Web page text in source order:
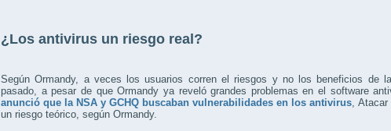
¿Los antivirus un riesgo real?
Según Ormandy, a veces los usuarios corren el riesgos y no los beneficios de
pasado, a pesar de que Ormandy ya reveló grandes problemas en el software
anunció que la NSA y GCHQ buscaban vulnerabilidades en los antivirus, Atacar
un riesgo teórico, según Ormandy.